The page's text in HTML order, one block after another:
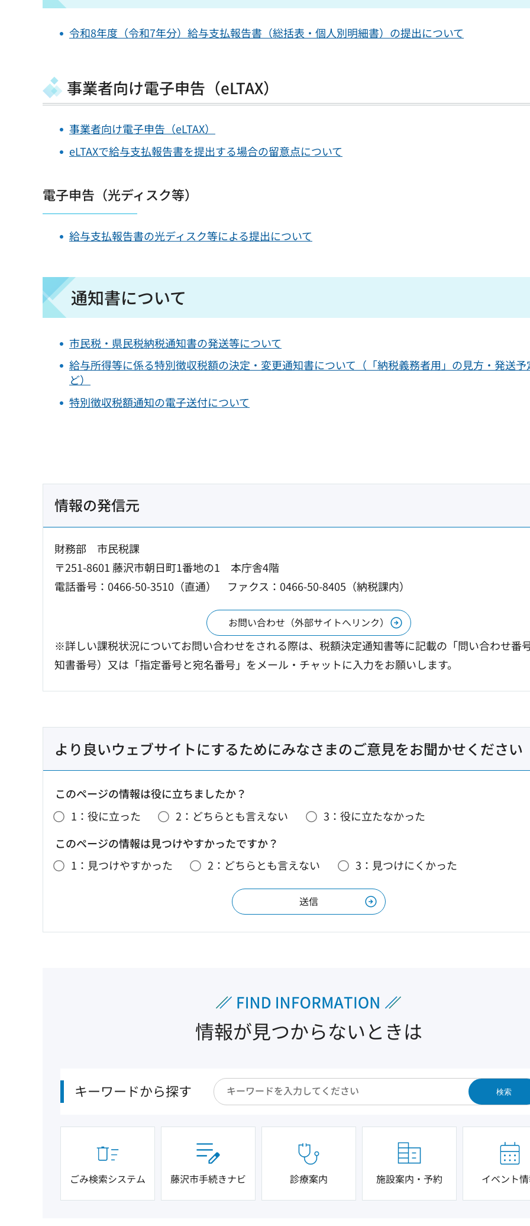
令和8年度（令和7年分）給与支払報告書（総括表・個人別明細書）の提出について
事業者向け電子申告（eLTAX）
事業者向け電子申告（eLTAX）
eLTAXで給与支払報告書を提出する場合の留意点について
電子申告（光ディスク等）
給与支払報告書の光ディスク等による提出について
通知書について
市民税・県民税納税通知書の発送等について
給与所得等に係る特別徴収税額の決定・変更通知書について（「納税義務者用」の見方・発送予
ど）
特別徴収税額通知の電子送付について
情報の発信元
財務部 市民税課
〒251-8601 藤沢市朝日町1番地の1 本庁舎4階
電話番号：0466-50-3510（直通）
ファクス：0466-50-8405（納税課内）
お問い合わせ（外部サイトへリンク）
※詳しい課税状況についてお問い合わせをされる際は、税額決定通知書等に記載の「問い合わせ番
知書番号）又は「指定番号と宛名番号」をメール・チャットに入力をお願いします。
より良いウェブサイトにするためにみなさまのご意見をお聞かせください
このページの情報は役に立ちましたか？
1：役に立った
2：どちらとも言えない
3：役に立たなかった
このページの情報は見つけやすかったですか？
1：見つけやすかった
2：どちらとも言えない 3：見つけにくかった
情報が見つからないときは
キーワードから探す 検索
ごみ検索システム 藤沢市手続きナビ 診療案内 施設案内・予約 イベント